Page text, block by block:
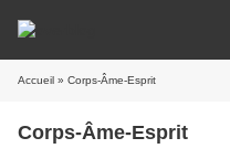
Accueil » Corps-Âme-Esprit
Corps-Âme-Esprit